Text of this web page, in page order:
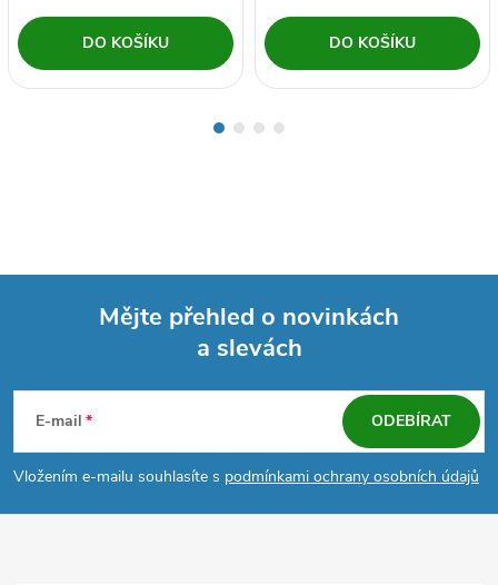
DO KOŠÍKU DO KOŠÍKU
p
a
Mějte přehled o novinkách
a slevách
E-mail
Vložením e-mailu souhlasíte s podmínkami ochrany osobních údajů
ODEBÍRAT